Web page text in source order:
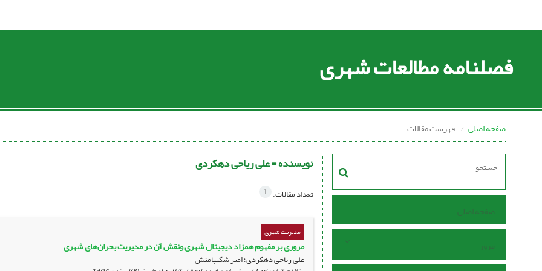
فصلنامه مطالعات شهری
صفحه اصلی فهرست مقالات
صفحه اصلی
مرور
نویسنده =علی ریاحی دهکردی
تعداد مقالات: 1
مدیریت شهری
مروری بر مفهوم همزاد دیجیتال شهری ونقش آن در مدیریت بحران‌های شهری
علی ریاحی دهکردی؛ امیر شکیبامنش